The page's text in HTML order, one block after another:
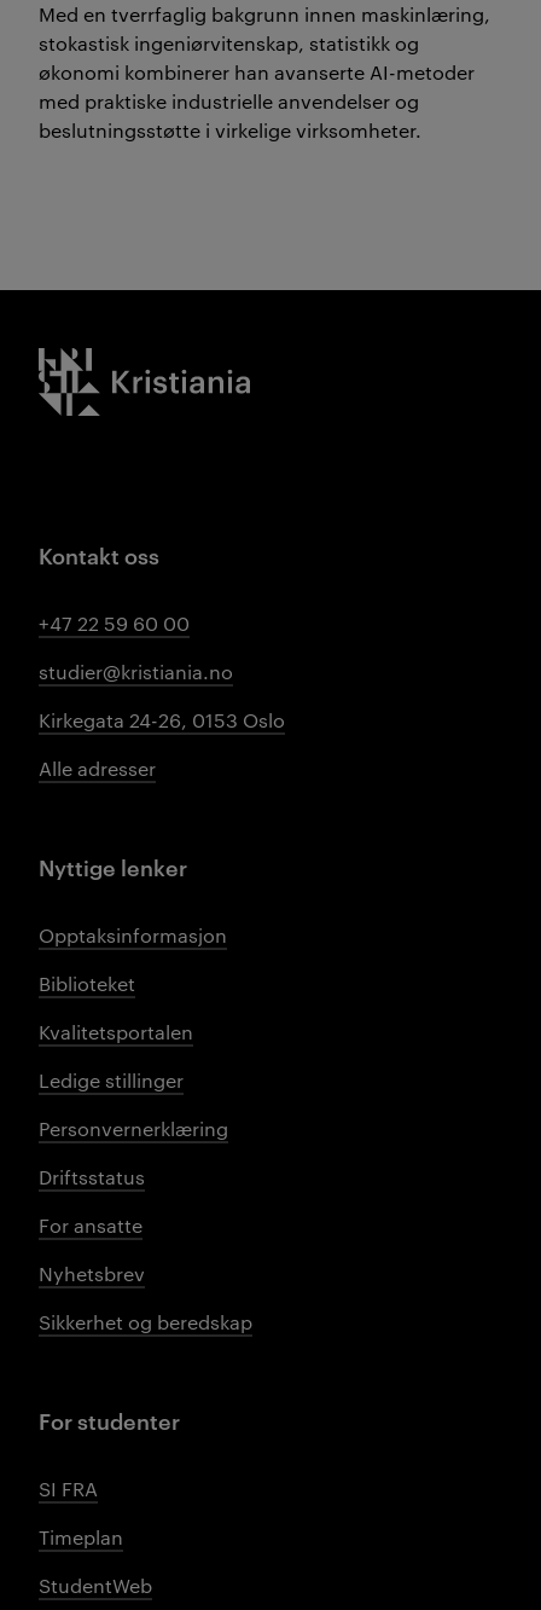
Med en tverrfaglig bakgrunn innen maskinlæring,
stokastisk ingeniørvitenskap, statistikk og
økonomi kombinerer han avanserte AI-metoder
med praktiske industrielle anvendelser og
beslutningsstøtte i virkelige virksomheter.
Kristiania logo
Kontakt oss
+47 22 59 60 00
studier@kristiania.no
Kirkegata 24-26, 0153 Oslo
Alle adresser
Nyttige lenker
Opptaksinformasjon
Biblioteket
Kvalitetsportalen
Ledige stillinger
Personvernerklæring
Driftsstatus
For ansatte
Nyhetsbrev
Sikkerhet og beredskap
For studenter
SI FRA
Timeplan
StudentWeb